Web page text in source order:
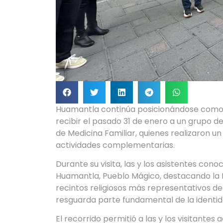
Huamantla continúa posicionándose
recibir el pasado 31 de enero a un grupo
de Medicina Familiar, quienes realizaron
actividades complementarias.
Durante su visita, las y los asistentes
Huamantla, Pueblo Mágico, destacando
recintos religiosos más representativos
resguarda parte fundamental de la
El recorrido permitió a las y los visitantes